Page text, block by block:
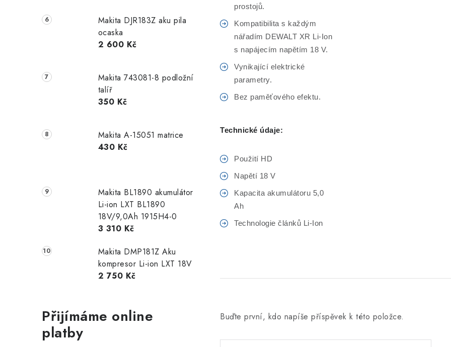
Makita DJR183Z aku pila
ocaska
2 600 Kč
Makita 743081-8 podložní
talíř
350 Kč
Makita A-15051 matrice
430 Kč
Makita BL1890 akumulátor
Li-ion LXT BL1890
18V/9,0Ah 1915H4-0
3 310 Kč
Makita DMP181Z Aku
kompresor Li-ion LXT 18V
2 750 Kč
Přijímáme online
platby
prostojů.
Kompatibilita s každým
nářadím DEWALT XR Li-Ion
s napájecím napětím 18 V.
Vynikající elektrické
parametry.
Bez paměťového efektu.
Technické údaje:
Použití HD
Napětí 18 V
Kapacita akumulátoru 5,0
Ah
Technologie článků Li-Ion
Buďte první, kdo napíše příspěvek k této položce.